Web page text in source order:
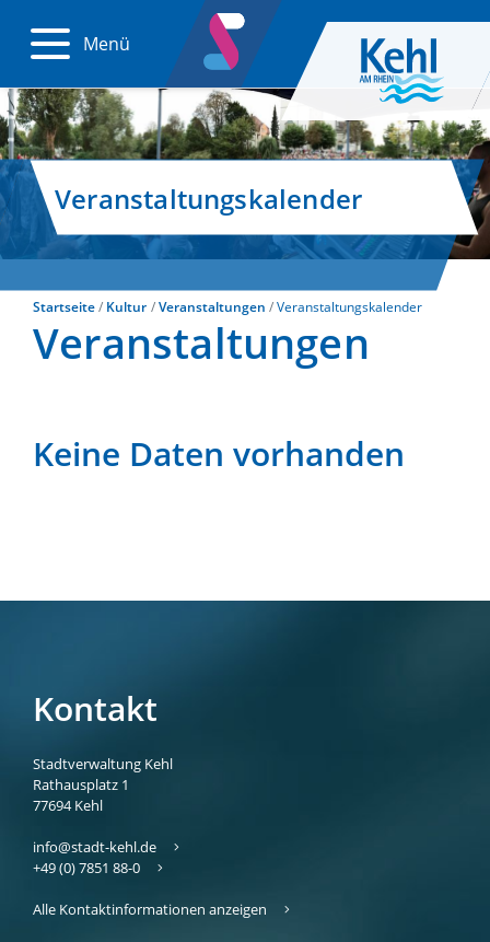
Menü
Veranstaltungskalender
Startseite Kultur Veranstaltungen Veranstaltungskalender
Veranstaltungen
Keine Daten vorhanden
Kontakt
Stadtverwaltung Kehl
Rathausplatz 1
77694 Kehl
info@stadt-kehl.de
+49 (0) 7851 88-0
Alle Kontaktinformationen anzeigen